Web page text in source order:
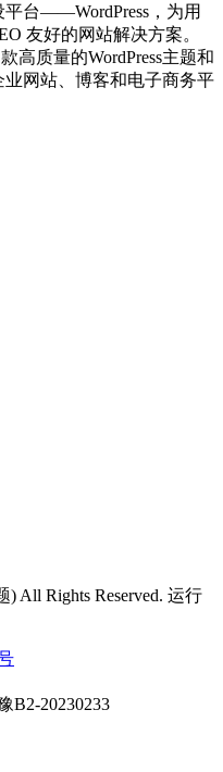
台——WordPress，为用
友好的网站解决方案。
高质量的WordPress主题和
网站、博客和电子商务平
All Rights Reserved. 运行
B2-20230233